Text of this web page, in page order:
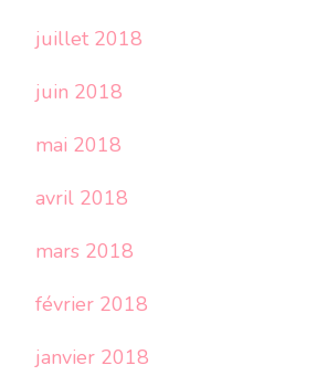
juillet 2018
juin 2018
mai 2018
avril 2018
mars 2018
février 2018
janvier 2018